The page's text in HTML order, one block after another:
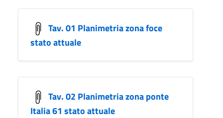
Tav. 01 Planimetria zona foce
stato attuale
Tav. 02 Planimetria zona ponte
Italia 61 stato attuale